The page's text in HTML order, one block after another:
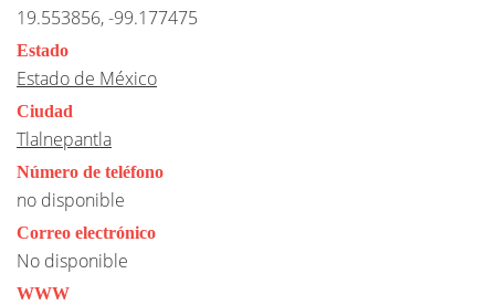
19.553856, -99.177475
Estado
Estado de México
Ciudad
Tlalnepantla
Número de teléfono
no disponible
Correo electrónico
No disponible
WWW